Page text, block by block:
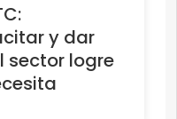
y dar
sector logre